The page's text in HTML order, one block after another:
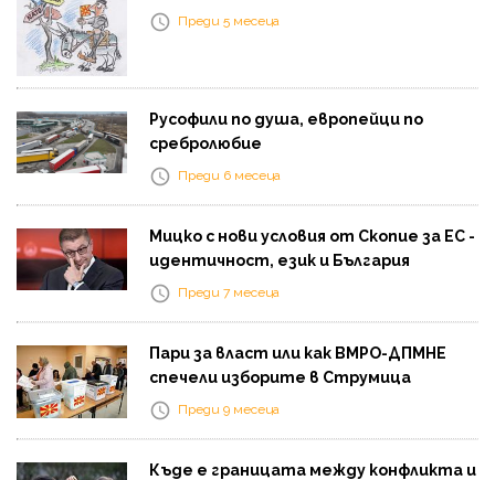
Преди 5 месеца
Русофили по душа, европейци по
сребролюбие
Преди 6 месеца
Мицко с нови условия от Скопие за ЕС -
идентичност, език и България
Преди 7 месеца
Пари за власт или как ВМРО-ДПМНЕ
спечели изборите в Струмица
Преди 9 месеца
Къде е границата между конфликта и